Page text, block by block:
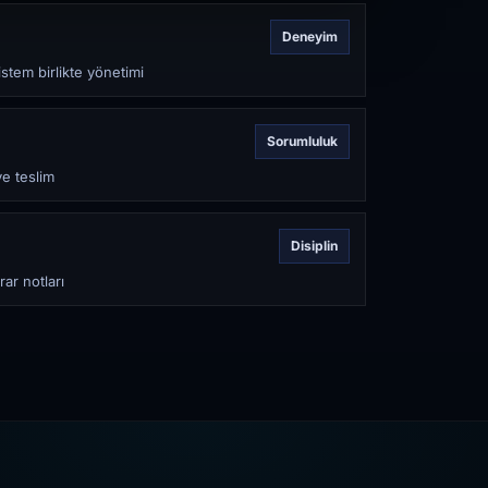
Deneyim
birlikte yönetimi
Sorumluluk
teslim
Disiplin
notları